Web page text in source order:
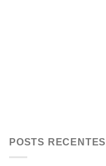
POSTS RECENTES